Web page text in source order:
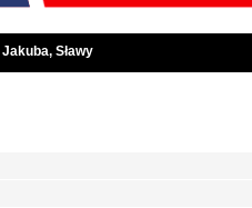
Jakuba, Sławy